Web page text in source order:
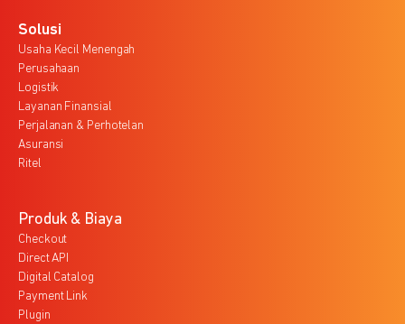
Solusi
Usaha Kecil Menengah
Perusahaan
Logistik
Layanan Finansial
Perjalanan & Perhotelan
Asuransi
Ritel
Produk & Biaya
Checkout
Direct API
Digital Catalog
Payment Link
Plugin